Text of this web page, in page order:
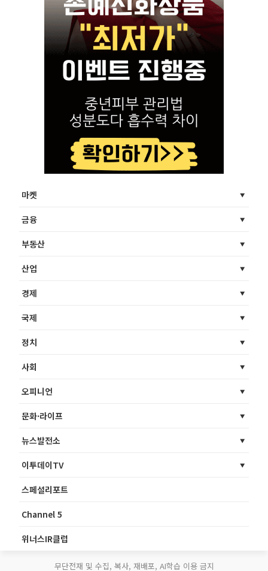
마켓
금융
부동산
산업
경제
국제
정치
사회
오피니언
문화·라이프
뉴스발전소
이투데이TV
스페셜리포트
Channel 5
위너스IR클럽
무단전재 및 수집, 복사, 재배포, AI학습 이용 금지